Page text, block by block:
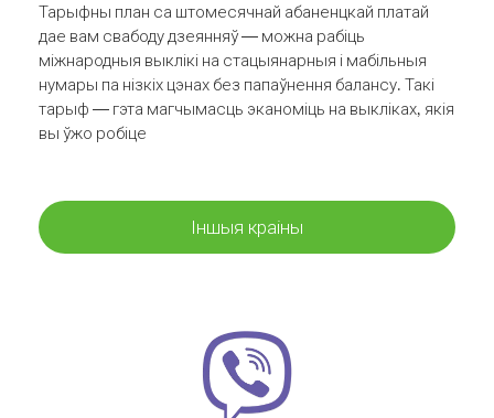
Тарыфны план са штомесячнай абаненцкай платай
дае вам свабоду дзеянняў — можна рабіць
міжнародныя выклікі на стацыянарныя і мабільныя
нумары па нізкіх цэнах без папаўнення балансу. Такі
тарыф — гэта магчымасць эканоміць на выкліках, якія
вы ўжо робіце
Іншыя краіны